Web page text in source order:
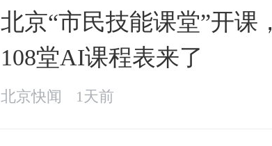
北京“市民技能课堂”开课，
108堂AI课程表来了
北京快闻 1天前